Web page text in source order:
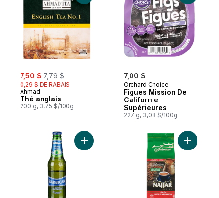
sale:
7,50 $ , formerly:
7,79 $
0,29 $ DE RABAIS
Ahmad
Thé anglais
200 g, 3,75 $/100g
7,00 $
Orchard Choice
Figues Mission De
Californie
Supérieures
227 g, 3,08 $/100g
Ajouter Boisson de malt, pomme au panier
Ajouter